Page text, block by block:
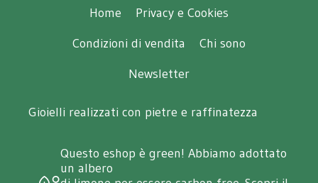
Home
Privacy e Cookies
Condizioni di vendita
Chi sono
Newsletter
Gioielli realizzati con pietre e raffinatezza
Questo eshop è green! Abbiamo adottato
un albero